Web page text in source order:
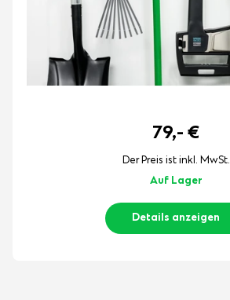
79,- €
Der Preis ist inkl. MwSt.
Auf Lager
Details anzeigen